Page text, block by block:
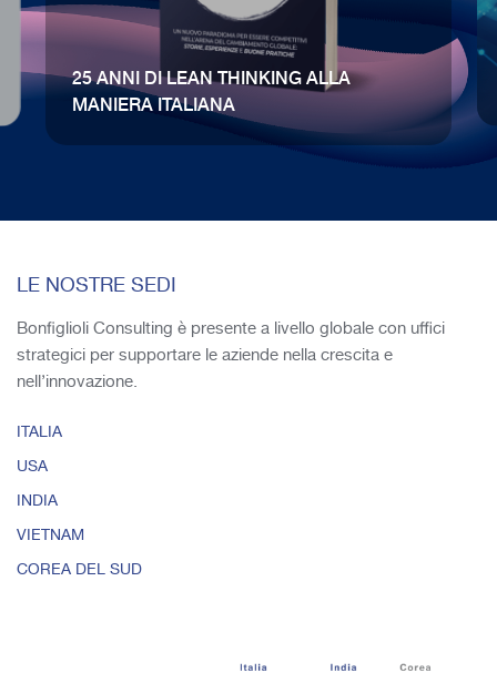
25 ANNI DI LEAN THINKING ALLA
MANIERA ITALIANA
LE NOSTRE SEDI
Bonfiglioli Consulting è presente a livello globale con uffici
strategici per supportare le aziende nella crescita e
nell’innovazione.
ITALIA
USA
INDIA
VIETNAM
COREA DEL SUD